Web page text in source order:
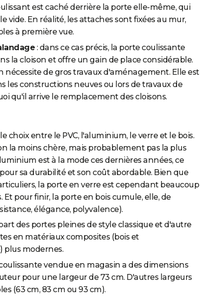
est caché derrière la porte elle-même, qui
vide. En réalité, les attaches sont fixées au mur,
à première vue.
: dans ce cas précis, la porte coulissante
la cloison et offre un gain de place considérable.
nécessite de gros travaux d'aménagement. Elle est
les constructions neuves ou lors de travaux de
qu'il arrive le remplacement des cloisons.
choix entre le PVC, l'aluminium, le verre et le bois.
la moins chère, mais probablement pas la plus
est à la mode ces dernières années, ce
sa durabilité et son coût abordable. Bien que
la porte en verre est cependant beaucoup
Et pour finir, la porte en bois cumule, elle, de
élégance, polyvalence).
des portes pleines de style classique et d'autre
en matériaux composites (bois et
plus modernes.
vendue en magasin a des dimensions
pour une largeur de 73 cm. D'autres largeurs
(63 cm, 83 cm ou 93 cm).